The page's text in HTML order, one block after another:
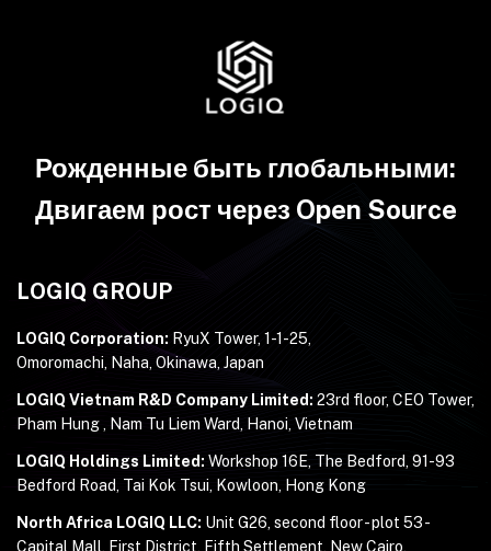
Рожденные быть глобальными:
Двигаем рост через Open Source
LOGIQ GROUP
LOGIQ Corporation: RyuX Tower, 1-1-25,
Omoromachi, Naha, Okinawa, Japan
LOGIQ Vietnam R&D Company Limited: 23rd floor, CEO Tower,
Pham Hung , Nam Tu Liem Ward, Hanoi, Vietnam
LOGIQ Holdings Limited: Workshop 16E, The Bedford, 91-93
Bedford Road, Tai Kok Tsui, Kowloon, Hong Kong
North Africa LOGIQ LLC: Unit G26, second floor - plot 53 -
Capital Mall, First District, Fifth Settlement, New Cairo,